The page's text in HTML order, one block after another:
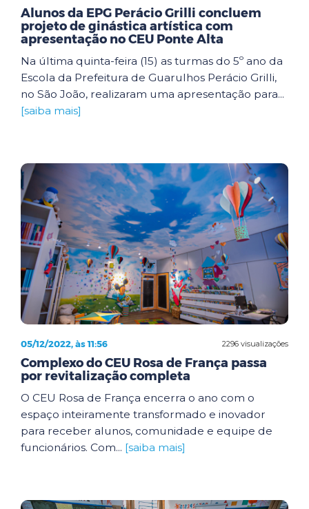
Alunos da EPG Perácio Grilli concluem
projeto de ginástica artística com
apresentação no CEU Ponte Alta
Na última quinta-feira (15) as turmas do 5º ano da
Escola da Prefeitura de Guarulhos Perácio Grilli,
no São João, realizaram uma apresentação para...
[saiba mais]
2296 visualizações
05/12/2022, às 11:56
Complexo do CEU Rosa de França passa
por revitalização completa
O CEU Rosa de França encerra o ano com o
espaço inteiramente transformado e inovador
para receber alunos, comunidade e equipe de
funcionários. Com... [saiba mais]